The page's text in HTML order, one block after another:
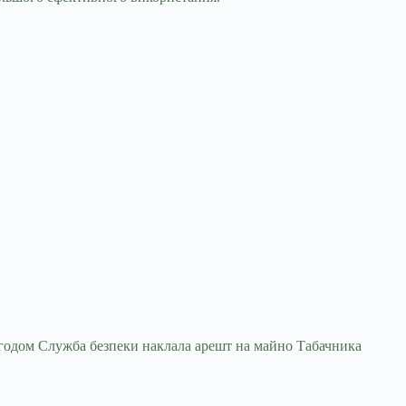
Служба безпеки наклала арешт на майно Табачника